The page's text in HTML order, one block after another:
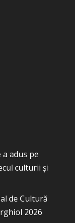
adus pe
culturii și
de Cultură
2026